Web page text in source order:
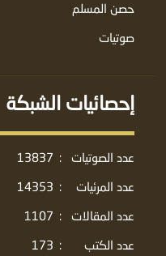
حصن المسلم
صوتيات
إحصائيات الشبكة
عدد الصوتيات :
13837
عدد المرئيات
:
14353
عدد المقالات
:
1107
عدد الكتب
:
173